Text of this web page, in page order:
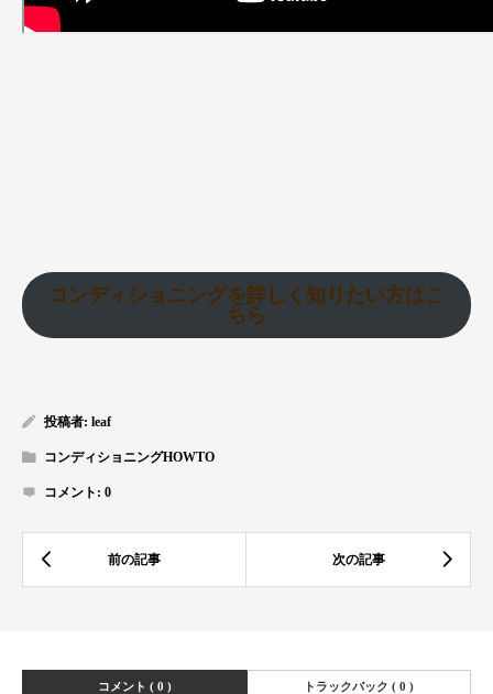
コンディショニングを詳しく知りたい方はこ
ちら
投稿者: leaf
コンディショニングHOWTO
コメント: 0
コメント ( 0 ) トラックバック ( 0 )